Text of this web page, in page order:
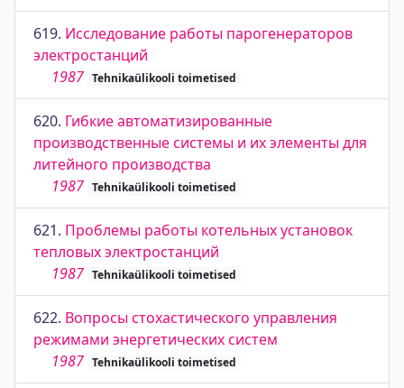
619. Исследование работы парогенераторов
электростанций
1987 Tehnikaülikooli toimetised
620. Гибкие автоматизированные
производственные системы и их элементы для
литейного производства
1987 Tehnikaülikooli toimetised
621. Проблемы работы котельных установок
тепловых электростанций
1987 Tehnikaülikooli toimetised
622. Вопросы стохастического управления
режимами энергетических систем
1987 Tehnikaülikooli toimetised